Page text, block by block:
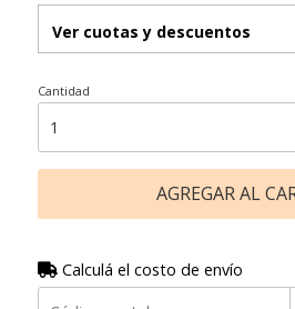
Ver cuotas y descuentos
Cantidad
AGREGAR AL
Calculá el costo de envío